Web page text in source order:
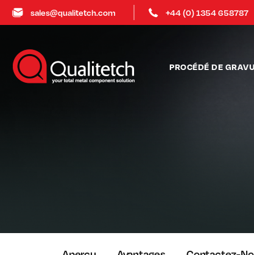
sales@qualitetch.com +44 (0) 1354 658787
PROCÉDÉ DE